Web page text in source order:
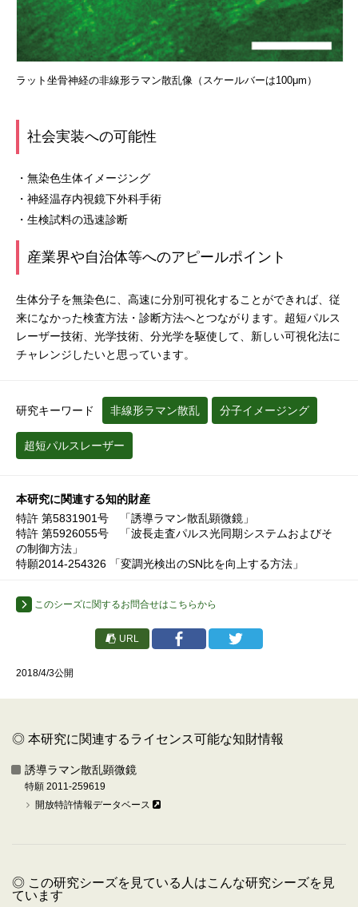
ラット坐骨神経の非線形ラマン散乱像（スケールバーは100μm）
社会実装への可能性
・無染色生体イメージング
・神経温存内視鏡下外科手術
・生検試料の迅速診断
産業界や自治体等へのアピールポイント
生体分子を無染色に、高速に分別可視化することができれば、従
来になかった検査方法・診断方法へとつながります。超短パルス
レーザー技術、光学技術、分光学を駆使して、新しい可視化法に
チャレンジしたいと思っています。
研究キーワード 非線形ラマン散乱 分子イメージング
超短パルスレーザー
本研究に関連する知的財産
特許 第5831901号 「誘導ラマン散乱顕微鏡」
特許 第5926055号 「波長走査パルス光同期システムおよびそ
の制御方法」
特願2014-254326 「変調光検出のSN比を向上する方法」
このシーズに関するお問合せはこちらから
URL
2018/4/3公開
◎ 本研究に関連するライセンス可能な知財情報
誘導ラマン散乱顕微鏡
特願 2011-259619
開放特許情報データベース
◎ この研究シーズを見ている人はこんな研究シーズを見
ています